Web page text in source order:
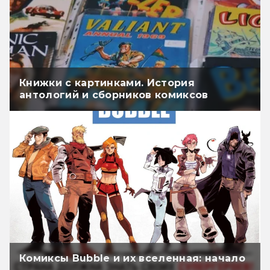
Книжки с картинками. История
антологий и сборников комиксов
Комиксы Bubble и их вселенная: начало